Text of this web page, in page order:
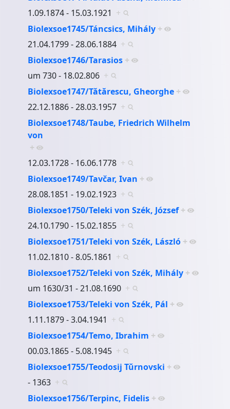
1.09.1874 - 15.03.1921 +
Biolexsoe1745/Táncsics, Mihály +
21.04.1799 - 28.06.1884 +
Biolexsoe1746/Tarasios +
um 730 - 18.02.806 +
Biolexsoe1747/Tătărescu, Gheorghe +
22.12.1886 - 28.03.1957 +
Biolexsoe1748/Taube, Friedrich Wilhelm
von
+
12.03.1728 - 16.06.1778 +
Biolexsoe1749/Tavčar, Ivan +
28.08.1851 - 19.02.1923 +
Biolexsoe1750/Teleki von Szék, József +
24.10.1790 - 15.02.1855 +
Biolexsoe1751/Teleki von Szék, László +
11.02.1810 - 8.05.1861 +
Biolexsoe1752/Teleki von Szék, Mihály +
um 1630/31 - 21.08.1690 +
Biolexsoe1753/Teleki von Szék, Pál +
1.11.1879 - 3.04.1941 +
Biolexsoe1754/Temo, Ibrahim +
00.03.1865 - 5.08.1945 +
Biolexsoe1755/Teodosij Tŭrnovski +
- 1363 +
Biolexsoe1756/Terpinc, Fidelis +